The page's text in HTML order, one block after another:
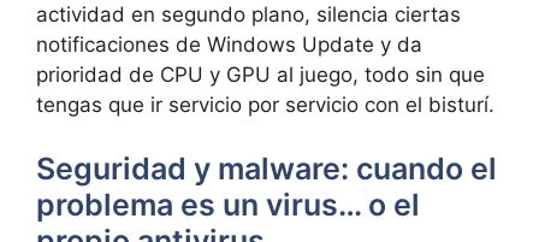
actividad en segundo plano, silencia ciertas
notificaciones de Windows Update y da
prioridad de CPU y GPU al juego, todo sin que
tengas que ir servicio por servicio con el bisturí.
Seguridad y malware: cuando el
problema es un virus… o el